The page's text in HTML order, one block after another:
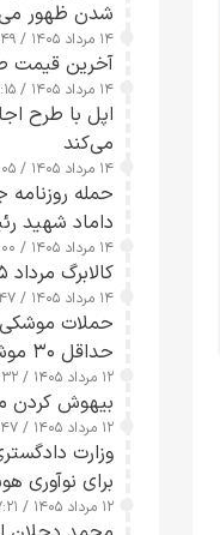
شدن ظهور
۱۴ مرداد ۱۴۰۵ / ۱۵:۴۹
آخرین قیمت طلا و
۱۴ مرداد ۱۴۰۵ / ۱۲:۱۵
اپل با طرح
می‌کند
۱۴ مرداد ۱۴۰۵ / ۱۰:۰۵
حمله روزنامه
داماد شهید
۱۴ مرداد ۱۴۰۵ / ۰۸:۰۰
کالابرگ مرداد ۱۴۰۵ از فردا برای این کدهای ملی شارژ می‌شود
۱۴ مرداد ۱۴۰۵ / ۰۷:۴۷
حملات موشکی
حداقل ۳۰ موشک بالستیک+ ویدیو
۱۲ مرداد ۱۴۰۵ / ۱۹:۳۲
بیهوش کردن
۱۲ مرداد ۱۴۰۵ / ۱۸:۴۷
برای
۱۲ مرداد ۱۴۰۵ / ۱۷:۲۱